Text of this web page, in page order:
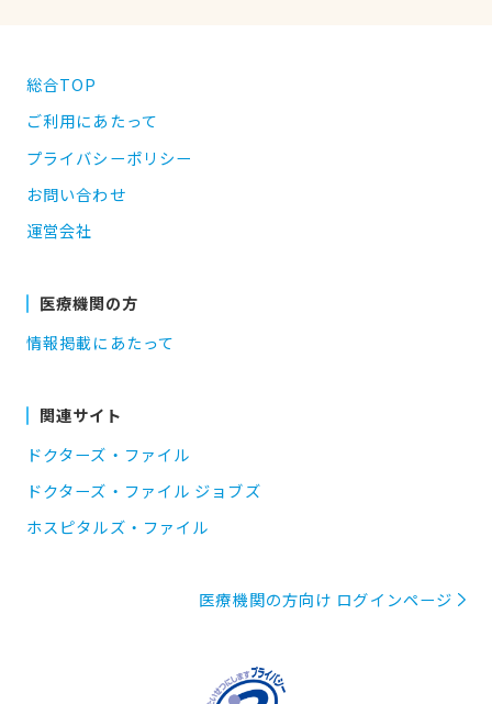
総合TOP
ご利用にあたって
プライバシーポリシー
お問い合わせ
運営会社
医療機関の方
情報掲載にあたって
関連サイト
ドクターズ・ファイル
ドクターズ・ファイル ジョブズ
ホスピタルズ・ファイル
医療機関の方向け ログインページ